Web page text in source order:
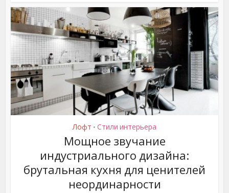
Лофт • Стили интерьера
Мощное звучание
индустриального дизайна:
брутальная кухня для ценителей
неординарности